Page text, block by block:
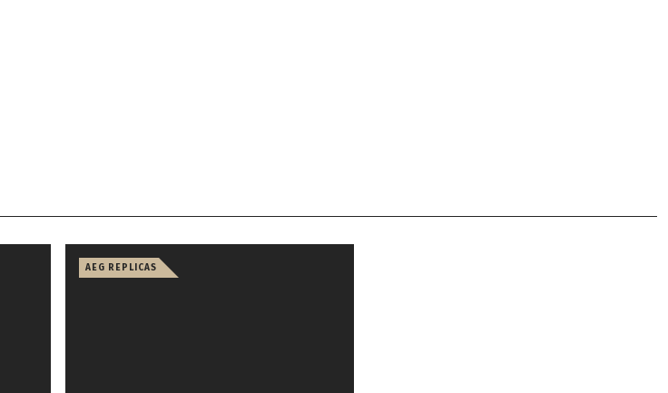
AEG REPLICAS